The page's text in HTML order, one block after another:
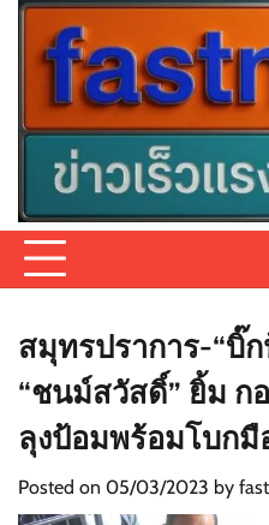
Skip
content
สมุทรปราการ-“บิ๊
“ชนม์สวัสดิ์” ยิ้ม ก
ลุงป้อมพร้อมโบกมื
Posted on 05/03/2023 by